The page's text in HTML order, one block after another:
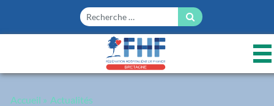
Accueil » Actualités
Panneau de gestion des cookies